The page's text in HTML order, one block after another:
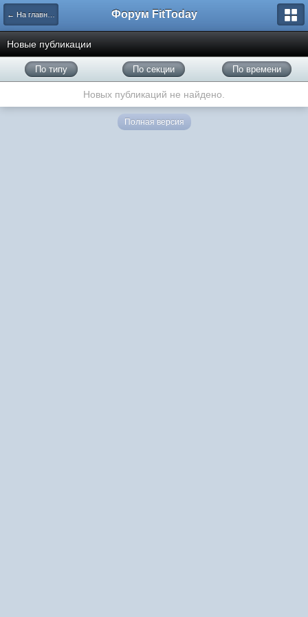
← На главную Форум FitToday
Новые публикации
По типу По секции По времени
Новых публикаций не найдено.
Полная версия